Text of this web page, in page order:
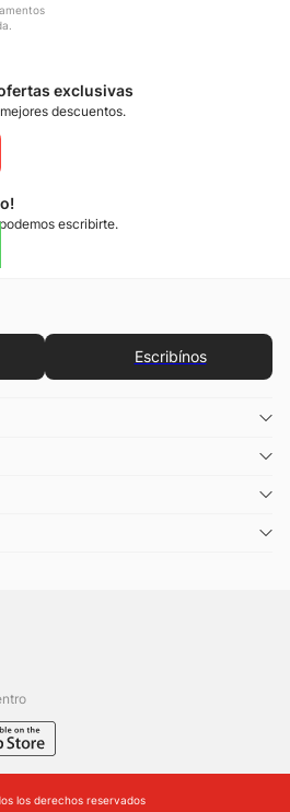
exclusivas
descuentos.
escribirte.
Escribínos
los derechos reservados